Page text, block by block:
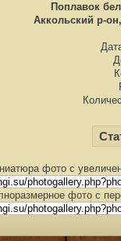
Поплавок
Аккольский р-
фото с
фото с